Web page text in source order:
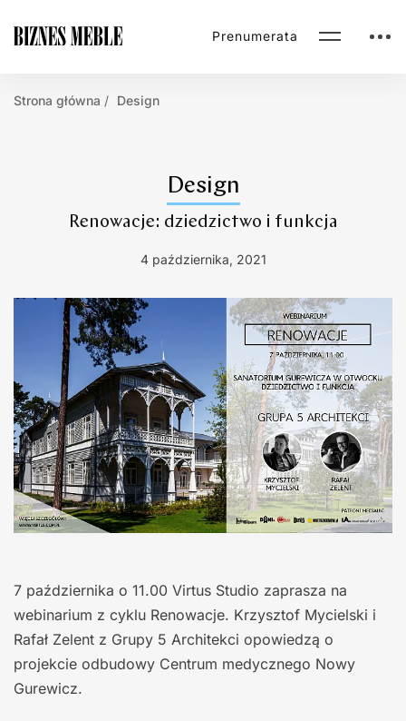
Prenumerata
Strona główna Design
Design
Renowacje: dziedzictwo i funkcja
4 października, 2021
7 października o 11.00 Virtus Studio zaprasza na
webinarium z cyklu Renowacje. Krzysztof Mycielski i
Rafał Zelent z Grupy 5 Architekci opowiedzą o
projekcie odbudowy Centrum medycznego Nowy
Gurewicz.